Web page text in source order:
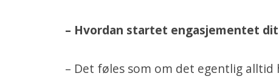
– Hvordan startet engasjementet
– Det føles som om det egentlig alltid